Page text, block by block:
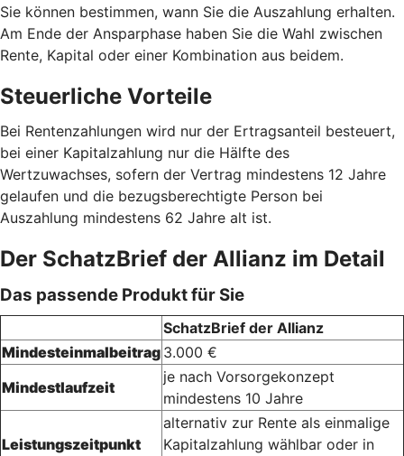
Sie können bestimmen, wann Sie die Auszahlung erhalten.
Am Ende der Ansparphase haben Sie die Wahl zwischen
Rente, Kapital oder einer Kombination aus beidem.
Steuerliche Vorteile
Bei Rentenzahlungen wird nur der Ertragsanteil besteuert,
bei einer Kapitalzahlung nur die Hälfte des
Wertzuwachses, sofern der Vertrag mindestens 12 Jahre
gelaufen und die bezugsberechtigte Person bei
Auszahlung mindestens 62 Jahre alt ist.
Der SchatzBrief der Allianz im Detail
Das passende Produkt für Sie
SchatzBrief der Allianz
Mindesteinmalbeitrag 3.000 €
Mindestlaufzeit
je nach Vorsorgekonzept
mindestens 10 Jahre
Leistungszeitpunkt
alternativ zur Rente als einmalige
Kapitalzahlung wählbar oder in